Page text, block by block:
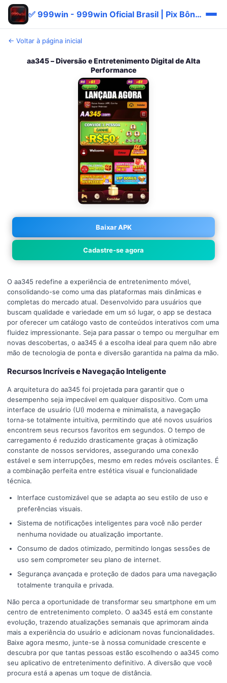
✅ 999win - 999win Oficial Brasil | Pix Bônus
← Voltar à página inicial
aa345 – Diversão e Entretenimento Digital de Alta
Performance
Baixar APK
Cadastre-se agora
O aa345 redefine a experiência de entretenimento móvel,
consolidando-se como uma das plataformas mais dinâmicas e
completas do mercado atual. Desenvolvido para usuários que
buscam qualidade e variedade em um só lugar, o app se destaca
por oferecer um catálogo vasto de conteúdos interativos com uma
fluidez impressionante. Seja para passar o tempo ou mergulhar em
novas descobertas, o aa345 é a escolha ideal para quem não abre
mão de tecnologia de ponta e diversão garantida na palma da mão.
Recursos Incríveis e Navegação Inteligente
A arquitetura do aa345 foi projetada para garantir que o
desempenho seja impecável em qualquer dispositivo. Com uma
interface de usuário (UI) moderna e minimalista, a navegação
torna-se totalmente intuitiva, permitindo que até novos usuários
encontrem seus recursos favoritos em segundos. O tempo de
carregamento é reduzido drasticamente graças à otimização
constante de nossos servidores, assegurando uma conexão
estável e sem interrupções, mesmo em redes móveis oscilantes. É
a combinação perfeita entre estética visual e funcionalidade
técnica.
Interface customizável que se adapta ao seu estilo de uso e
preferências visuais.
Sistema de notificações inteligentes para você não perder
nenhuma novidade ou atualização importante.
Consumo de dados otimizado, permitindo longas sessões de
uso sem comprometer seu plano de internet.
Segurança avançada e proteção de dados para uma navegação
totalmente tranquila e privada.
Não perca a oportunidade de transformar seu smartphone em um
centro de entretenimento completo. O aa345 está em constante
evolução, trazendo atualizações semanais que aprimoram ainda
mais a experiência do usuário e adicionam novas funcionalidades.
Baixe agora mesmo, junte-se à nossa comunidade crescente e
descubra por que tantas pessoas estão escolhendo o aa345 como
seu aplicativo de entretenimento definitivo. A diversão que você
procura está a apenas um toque de distância.